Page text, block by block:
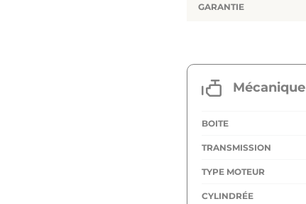
GARANTIE
Mécanique
BOITE
TRANSMISSION
TYPE MOTEUR
CYLINDRÉE